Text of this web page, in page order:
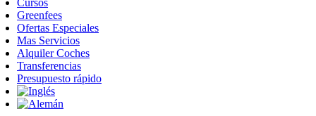
Greenfees
Ofertas Especiales
Mas Servicios
Alquiler Coches
Transferencias
Presupuesto rápido